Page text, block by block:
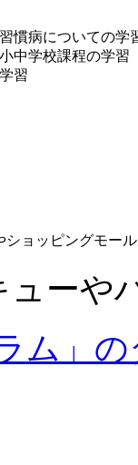
慣病についての学
中学校課程の学習
習
ショッピングモー
ューや